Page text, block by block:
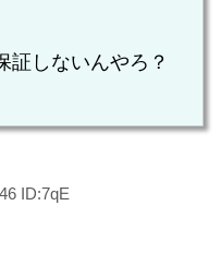
証しないんやろ？
ID:7qE